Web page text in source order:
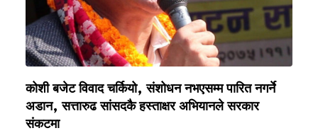
कोशी बजेट विवाद चर्कियो, संशोधन नभएसम्म पारित नगर्ने
अडान, सत्तारुढ सांसदकै हस्ताक्षर अभियानले सरकार
संकटमा